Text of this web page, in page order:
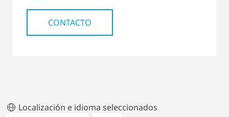
CONTACTO
Localización e idioma seleccionados